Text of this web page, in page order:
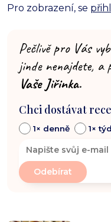
Pro zobrazení, se
Pečlivě pro Vás
jinde nenajdete, a
Vaše Jiřinka.
Chci dostávat
1× denně 1×